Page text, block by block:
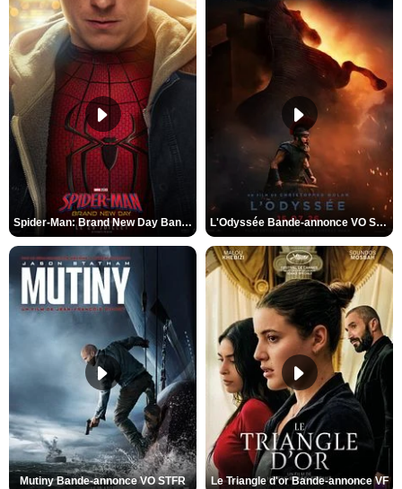
Spider-Man: Brand New Day Bande-annonce VO STFR L'Odyssée Bande-annonce VO STFR
Mutiny Bande-annonce VO STFR Le Triangle d'or Bande-annonce VF